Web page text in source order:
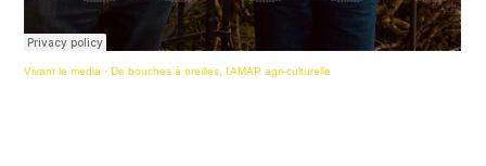
Vivant le media ·De bouches à oreilles, l'AMAP agri-culturelle